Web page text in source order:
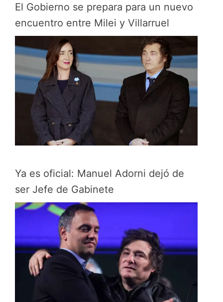
El Gobierno se prepara para un nuevo
encuentro entre Milei y Villarruel
Ya es oficial: Manuel Adorni dejó de
ser Jefe de Gabinete